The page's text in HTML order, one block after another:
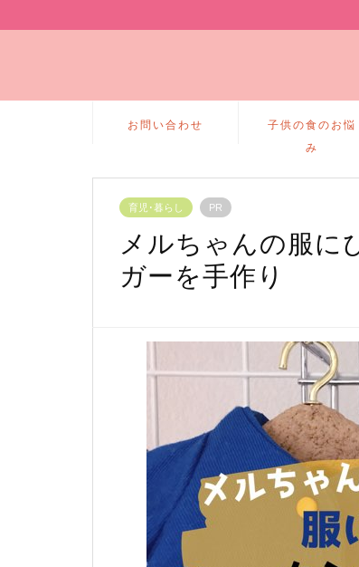
お問い合わせ
子供の食のお悩
み
育児･暮らし PR
メルちゃんの服に
ガーを手作り